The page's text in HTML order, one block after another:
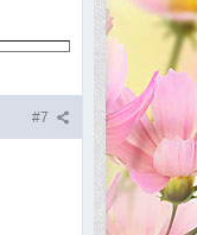
#7